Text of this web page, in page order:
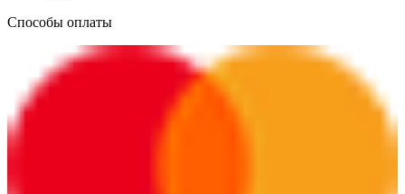
Способы оплаты